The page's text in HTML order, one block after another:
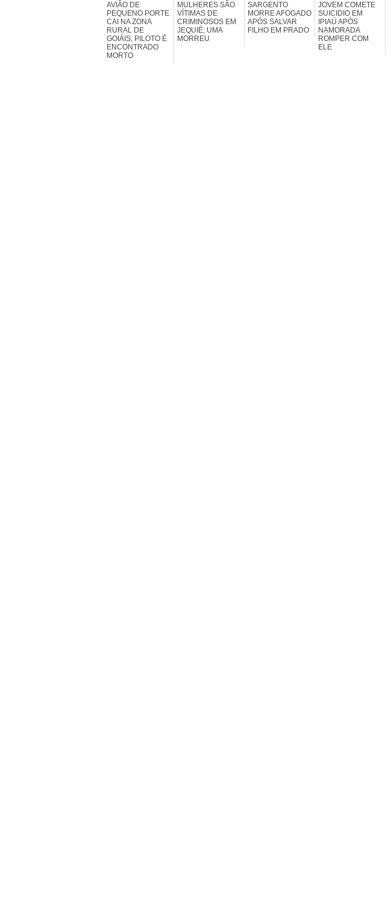
AVIÃO DE
PEQUENO PORTE
CAI NA ZONA
RURAL DE
GOIÁIS; PILOTO É
ENCONTRADO
MORTO
MULHERES SÃO
VÍTIMAS DE
CRIMINOSOS EM
JEQUIÉ; UMA
MORREU
SARGENTO
MORRE AFOGADO
APÓS SALVAR
FILHO EM PRADO
JOVEM COMETE
SUICIDIO EM
IPIAÚ APÓS
NAMORADA
ROMPER COM
ELE